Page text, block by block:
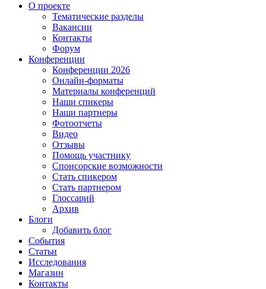
О проекте
Тематические разделы
Вакансии
Контакты
Форум
Конференции
Конференции 2026
Онлайн-форматы
Материалы конференций
Наши спикеры
Наши партнеры
Фотоотчеты
Видео
Отзывы
Помощь участнику
Спонсорские возможности
Стать спикером
Стать партнером
Глоссарий
Архив
Блоги
Добавить блог
События
Статьи
Исследования
Магазин
Контакты